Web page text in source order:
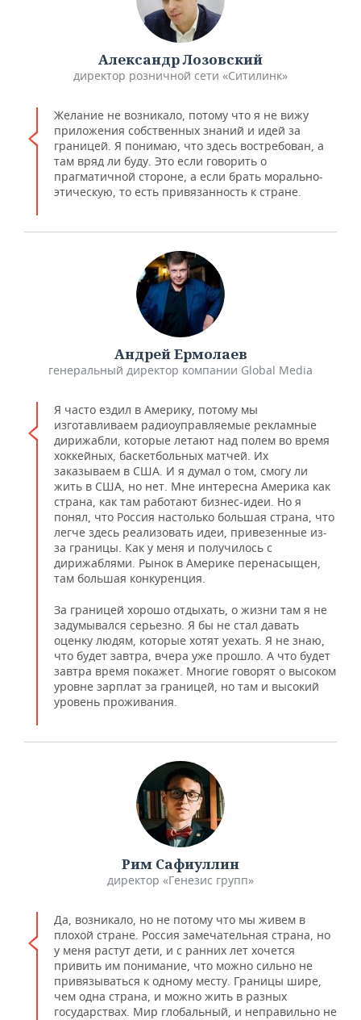
Александр Лозовский
директор розничной сети «Ситилинк»
Желание не возникало, потому что я не вижу
приложения собственных знаний и идей за
границей. Я понимаю, что здесь востребован, а
там вряд ли буду. Это если говорить о
прагматичной стороне, а если брать морально-
этическую, то есть привязанность к стране.
Андрей Ермолаев
генеральный директор компании Global Media
Я часто ездил в Америку, потому мы
изготавливаем радиоуправляемые рекламные
дирижабли, которые летают над полем во время
хоккейных, баскетбольных матчей. Их
заказываем в США. И я думал о том, смогу ли
жить в США, но нет. Мне интересна Америка как
страна, как там работают бизнес-идеи. Но я
понял, что Россия настолько большая страна, что
легче здесь реализовать идеи, привезенные из-
за границы. Как у меня и получилось с
дирижаблями. Рынок в Америке перенасыщен,
там большая конкуренция.
За границей хорошо отдыхать, о жизни там я не
задумывался серьезно. Я бы не стал давать
оценку людям, которые хотят уехать. Я не знаю,
что будет завтра, вчера уже прошло. А что будет
завтра время покажет. Многие говорят о высоком
уровне зарплат за границей, но там и высокий
уровень проживания.
Рим Сафиуллин
директор «Генезис групп»
Да, возникало, но не потому что мы живем в
плохой стране. Россия замечательная страна, но
у меня растут дети, и с ранних лет хочется
привить им понимание, что можно сильно не
привязываться к одному месту. Границы шире,
чем одна страна, и можно жить в разных
государствах. Мир глобальный, и неправильно не